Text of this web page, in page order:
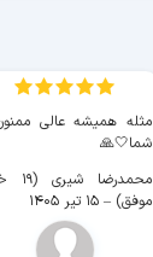
مثله همیشه عالی
شما🤍🙏
موفق) – ۱۵ تیر ۱۴۰۵